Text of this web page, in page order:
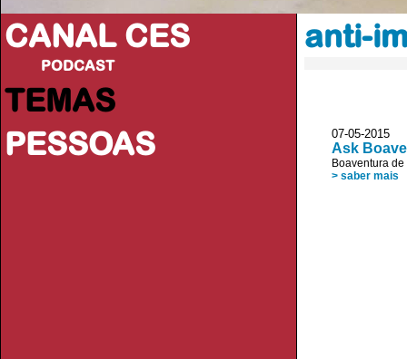
CANAL CES
PODCAST
TEMAS
PESSOAS
anti-
07-05-
Ask
Boaventura
> saber mais